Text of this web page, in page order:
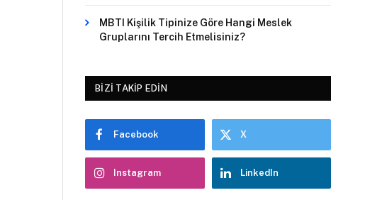
MBTI Kişilik Tipinize Göre Hangi Meslek
Gruplarını Tercih Etmelisiniz?
BIZI TAKIP EDIN
Facebook X
Instagram LinkedIn